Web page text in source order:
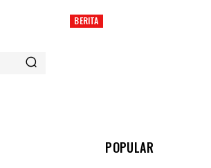
BERITA
POPULAR